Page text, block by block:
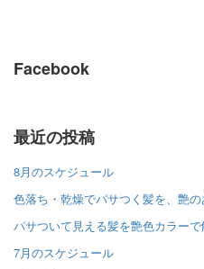
Facebook
最近の投稿
8月のスケジュール
色落ち・乾燥でパサつく髪を、艶
パサついて見える髪を艶色カラーで
7月のスケジュール